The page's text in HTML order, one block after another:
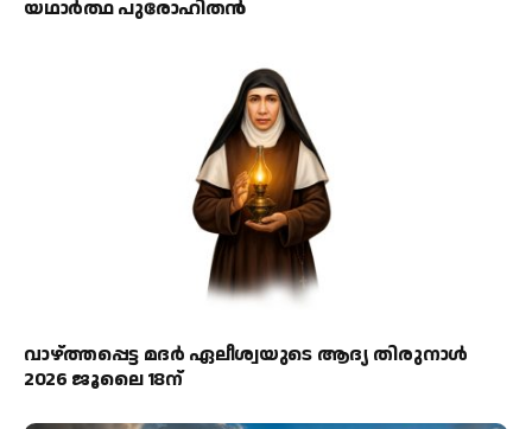
യഥാര്‍ത്ഥ പുരോഹിതന്‍
വാഴ്ത്തപ്പെട്ട മദര്‍ ഏലീശ്വയുടെ ആദ്യ തിരുനാള്‍
2026 ജൂലൈ 18ന്